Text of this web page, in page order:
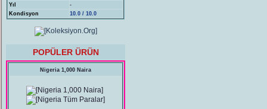
Yıl
-
Kondisyon
10.0 / 10.0
POPÜLER ÜRÜN
Nigeria 1,000 Naira